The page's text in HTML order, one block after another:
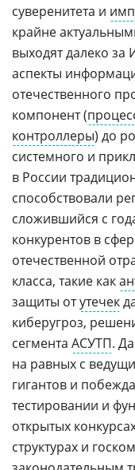
суверенитета и
крайне
выходят далеко за
аспекты
отечественного
компонент (
контроллеры) до
системного и
в России
способствовали
сложившийся с
конкурентов в
отечественной
класса, такие как
защиты отутечек
киберугроз,
сегмента АСУТП.
на равных с
гигантов и
тестировании и
открытых
структурах и